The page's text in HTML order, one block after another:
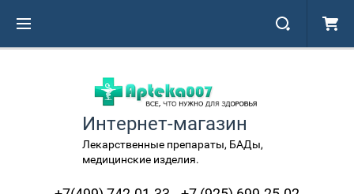
Интернет-магазин
Лекарственные препараты, БАДы,
медицинские изделия.